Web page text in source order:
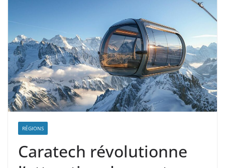
RÉGIONS
Caratech révolutionne